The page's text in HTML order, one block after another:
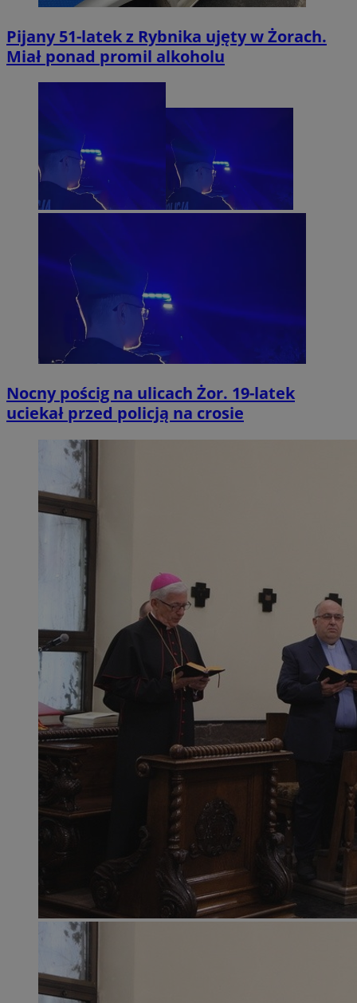
Pijany 51-latek z Rybnika ujęty w Żorach.
Miał ponad promil alkoholu
Nocny pościg na ulicach Żor. 19-latek
uciekał przed policją na crosie